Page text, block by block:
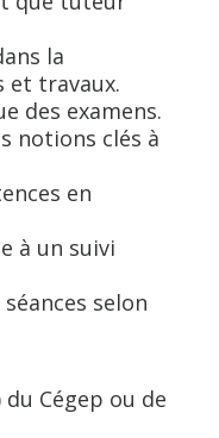
la
et travaux.
des examens.
notions clés à
en
à un suivi
selon
Cégep ou de